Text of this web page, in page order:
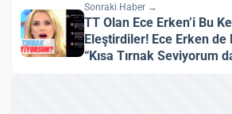
Sonraki Haber →
TT Olan Ece Erken’i Bu
Eleştirdiler! Ece Erken de
“Kısa Tırnak Seviyorum